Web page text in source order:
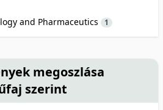
and Pharmaceutics 1
megoszlása
szerint